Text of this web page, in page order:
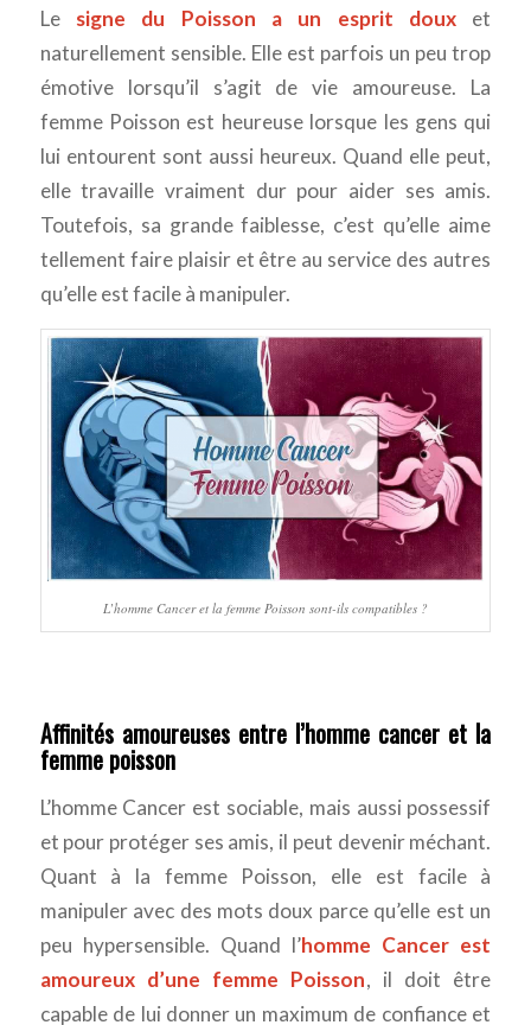
Le signe du Poisson a un esprit doux et
naturellement sensible. Elle est parfois un peu trop
émotive lorsqu’il s’agit de vie amoureuse. La
femme Poisson est heureuse lorsque les gens qui
lui entourent sont aussi heureux. Quand elle peut,
elle travaille vraiment dur pour aider ses amis.
Toutefois, sa grande faiblesse, c’est qu’elle aime
tellement faire plaisir et être au service des autres
qu’elle est facile à manipuler.
L’homme Cancer et la femme Poisson sont-ils compatibles ?
Affinités amoureuses entre l’homme cancer et la
femme poisson
L’homme Cancer est sociable, mais aussi possessif
et pour protéger ses amis, il peut devenir méchant.
Quant à la femme Poisson, elle est facile à
manipuler avec des mots doux parce qu’elle est un
peu hypersensible. Quand l’homme Cancer est
amoureux d’une femme Poisson, il doit être
capable de lui donner un maximum de confiance et